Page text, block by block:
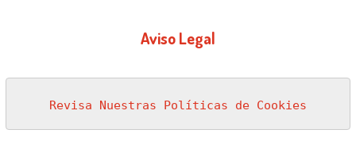
Aviso Legal
Revisa Nuestras Políticas de Cookies